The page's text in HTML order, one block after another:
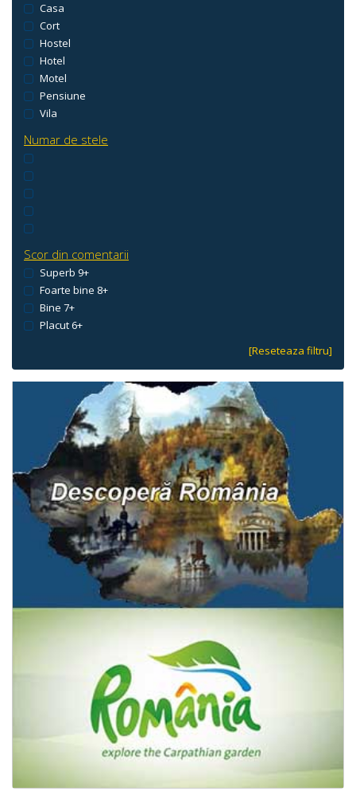
Casa
Cort
Hostel
Hotel
Motel
Pensiune
Vila
Numar de stele
Scor din comentarii
Superb 9+
Foarte bine 8+
Bine 7+
Placut 6+
[Reseteaza filtru]